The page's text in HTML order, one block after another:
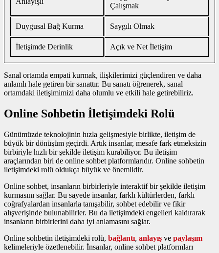
Çalışmak
Duygusal Bağ Kurma Saygılı Olmak
İletişimde Derinlik Açık ve Net İletişim
Sanal ortamda empati kurmak, ilişkilerimizi güçlendiren ve daha
anlamlı hale getiren bir sanattır. Bu sanatı öğrenerek, sanal
ortamdaki iletişimimizi daha olumlu ve etkili hale getirebiliriz.
Online Sohbetin İletişimdeki Rolü
Günümüzde teknolojinin hızla gelişmesiyle birlikte, iletişim de
büyük bir dönüşüm geçirdi. Artık insanlar, mesafe fark etmeksizin
birbiriyle hızlı bir şekilde iletişim kurabiliyor. Bu iletişim
araçlarından biri de online sohbet platformlarıdır. Online sohbetin
iletişimdeki rolü oldukça büyük ve önemlidir.
Online sohbet, insanların birbirleriyle interaktif bir şekilde iletişim
kurmasını sağlar. Bu sayede insanlar, farklı kültürlerden, farklı
coğrafyalardan insanlarla tanışabilir, sohbet edebilir ve fikir
alışverişinde bulunabilirler. Bu da iletişimdeki engelleri kaldırarak
insanların birbirlerini daha iyi anlamasını sağlar.
Online sohbetin iletişimdeki rolü, bağlantı, anlayış ve paylaşım
kelimeleriyle özetlenebilir. İnsanlar, online sohbet platformları